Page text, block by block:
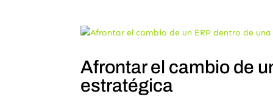
Afrontar el cambio de
estratégica